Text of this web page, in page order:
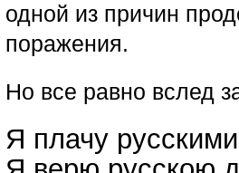
одной из причин
поражения.
Но все равно вслед
Я плачу